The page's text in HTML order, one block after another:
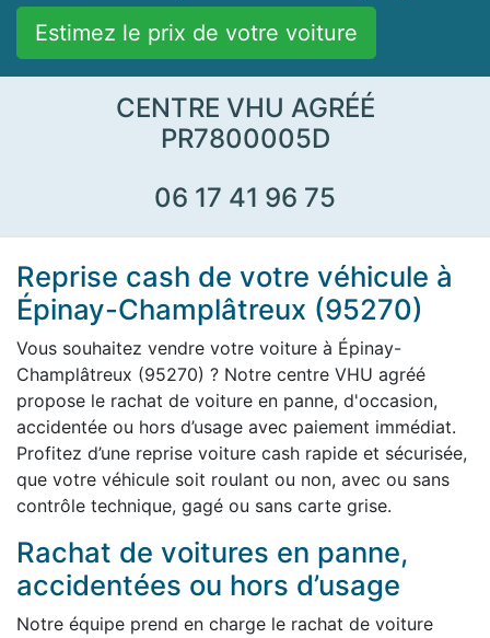
Estimez le prix de votre voiture
CENTRE VHU AGRÉÉ
PR7800005D
06 17 41 96 75
Reprise cash de votre véhicule à
Épinay-Champlâtreux (95270)
Vous souhaitez vendre votre voiture à Épinay-
Champlâtreux (95270) ? Notre centre VHU agréé
propose le rachat de voiture en panne, d'occasion,
accidentée ou hors d’usage avec paiement immédiat.
Profitez d’une reprise voiture cash rapide et sécurisée,
que votre véhicule soit roulant ou non, avec ou sans
contrôle technique, gagé ou sans carte grise.
Rachat de voitures en panne,
accidentées ou hors d’usage
Notre équipe prend en charge le rachat de voiture